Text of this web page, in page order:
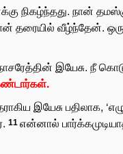
நிகழ்ந்தது. நான்
தரையில் வீழ்ந்தேன்.
இயேசு. நீ
இயேசு பதிலாக,
11 என்னால்